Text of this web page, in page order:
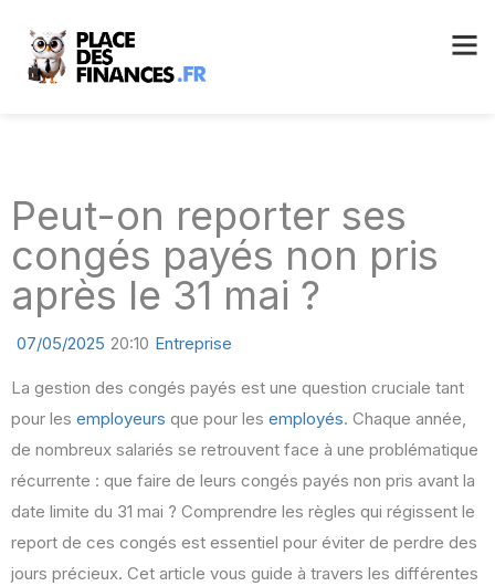
Peut-on reporter ses
congés payés non pris
après le 31 mai ?
07/05/2025 20:10 Entreprise
La gestion des congés payés est une question cruciale tant
pour les employeurs que pour les employés. Chaque année,
de nombreux salariés se retrouvent face à une problématique
récurrente : que faire de leurs congés payés non pris avant la
date limite du 31 mai ? Comprendre les règles qui régissent le
report de ces congés est essentiel pour éviter de perdre des
jours précieux. Cet article vous guide à travers les différentes